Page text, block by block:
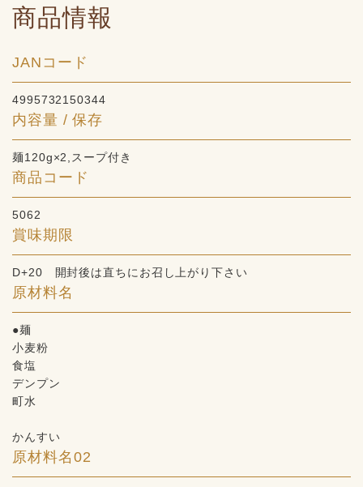
商品情報
JANコード
4995732150344
内容量 / 保存
麺120g×2,スープ付き
商品コード
5062
賞味期限
D+20 開封後は直ちにお召し上がり下さい
原材料名
●麺
小麦粉
食塩
デンプン
町水
かんすい
原材料名02